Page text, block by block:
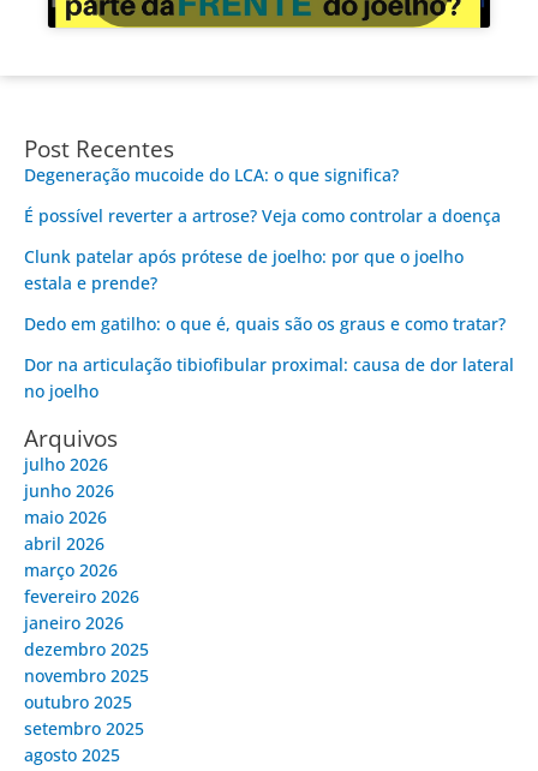
Post Recentes
Degeneração mucoide do LCA: o que significa?
É possível reverter a artrose? Veja como controlar a doença
Clunk patelar após prótese de joelho: por que o joelho
estala e prende?
Dedo em gatilho: o que é, quais são os graus e como tratar?
Dor na articulação tibiofibular proximal: causa de dor lateral
no joelho
Arquivos
julho 2026
junho 2026
maio 2026
abril 2026
março 2026
fevereiro 2026
janeiro 2026
dezembro 2025
novembro 2025
outubro 2025
setembro 2025
agosto 2025